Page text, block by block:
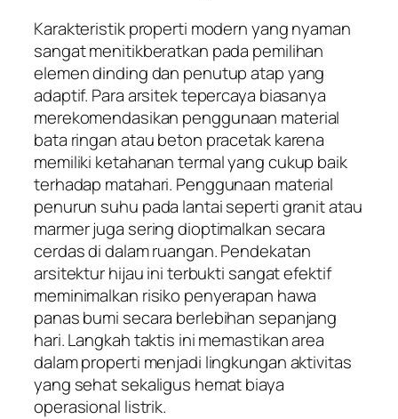
Karakteristik properti modern yang nyaman
sangat menitikberatkan pada pemilihan
elemen dinding dan penutup atap yang
adaptif. Para arsitek tepercaya biasanya
merekomendasikan penggunaan material
bata ringan atau beton pracetak karena
memiliki ketahanan termal yang cukup baik
terhadap matahari. Penggunaan material
penurun suhu pada lantai seperti granit atau
marmer juga sering dioptimalkan secara
cerdas di dalam ruangan. Pendekatan
arsitektur hijau ini terbukti sangat efektif
meminimalkan risiko penyerapan hawa
panas bumi secara berlebihan sepanjang
hari. Langkah taktis ini memastikan area
dalam properti menjadi lingkungan aktivitas
yang sehat sekaligus hemat biaya
operasional listrik.